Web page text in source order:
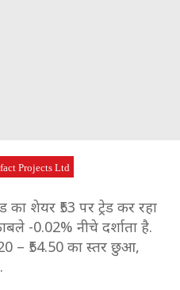
Projects Ltd
का शेयर ₹53 पर ट्रेड कर रहा
-0.02% नीचे दर्शाता है.
– ₹54.50 का स्तर छुआ,